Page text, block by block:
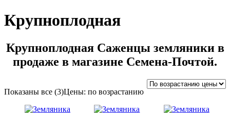
Крупноплодная
Крупноплодная Саженцы земляники в
продаже в магазине Семена-Почтой.
Показаны все (3)Цены: по возрастанию